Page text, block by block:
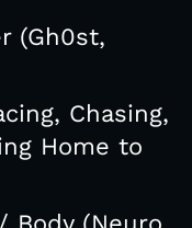
(Gh0st,
Chasing,
Home to